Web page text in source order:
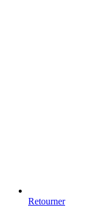
Retourner